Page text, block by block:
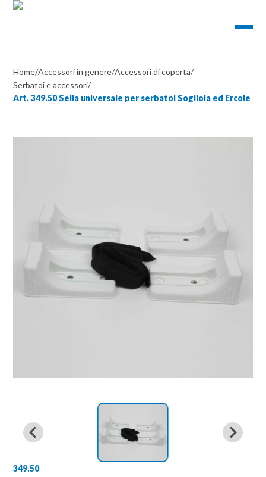
Home/Accessori in genere/Accessori di coperta/
Serbatoi e accessori/
Art. 349.50 Sella universale per serbatoi Sogliola ed Ercole
349.50